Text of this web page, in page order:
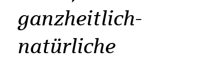
ganzheitlich-
natürliche